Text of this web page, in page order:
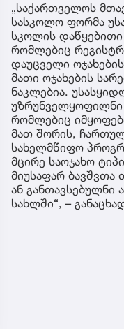
„საქართველოს
სასკოლო ფორმა
სკოლის დაწყებითი
რომლებიც
დაუცველი
მათი ოჯახების
ნაკლებია.
უზრუნველყოფილნი
რომლებიც
მათ შორის,
სახელმწიფო
მცირე საოჯახო
მიუსაფარ ბავშვთა
ან განთავსებულნი
სახლში“, –